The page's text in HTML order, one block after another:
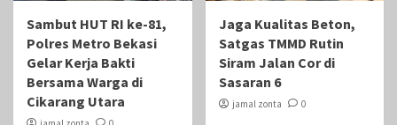
Sambut HUT RI ke-81,
Polres Metro Bekasi
Gelar Kerja Bakti
Bersama Warga di
Cikarang Utara
Jaga Kualitas Beton,
Satgas TMMD Rutin
Siram Jalan Cor di
Sasaran 6
jamal zonta 0